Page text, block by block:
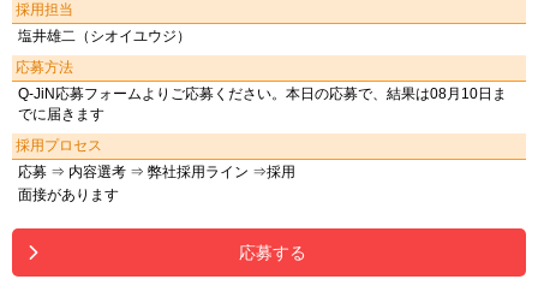
採用担当
塩井雄二（シオイユウジ）
応募方法
Q-JiN応募フォームよりご応募ください。本日の応募で、結果は08月10日ま
でに届きます
採用プロセス
応募 ⇒ 内容選考 ⇒ 弊社採用ライン ⇒採用
面接があります
応募する